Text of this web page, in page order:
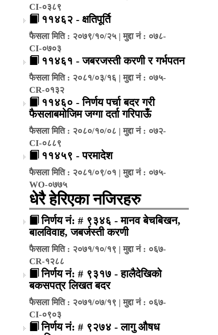
CI-०३८९
११४६२ - क्षतिपूर्ति
फैसला मिति : २०७९/१०/२५ | मुद्दा नं : ०७८-
CI-०७०३
११४६१ - जबरजस्ती करणी र गर्भपतन
फैसला मिति : २०८१/०३/१६ | मुद्दा नं : ०७५-
CR-०१३२
११४६० - निर्णय पर्चा बदर गरी
फैसलाबमोजिम जग्गा दर्ता गरिपाऊँ
फैसला मिति : २०८०/१०/०८ | मुद्दा नं : ०७२-
CI-०८८९
११४५९ - परमादेश
फैसला मिति : २०८१/०९/०१ | मुद्दा नं : ०७५-
WO-०७७५
धेरै हेरिएका नजिरहरु
निर्णय नं: # ९३४६ - मानव बेचबिखन,
बालविवाह, जबर्जस्ती करणी
फैसला मिति : २०७१/१०/१९ | मुद्दा नं : ०६७-
CR-१२८८
निर्णय नं: # ९३१७ - हालैदेखिको
बकसपत्र लिखत बदर
फैसला मिति : २०७१/०७/१९ | मुद्दा नं : ०६७-
CI-०९०३
निर्णय नं: # ९२७४ - लागु औषध